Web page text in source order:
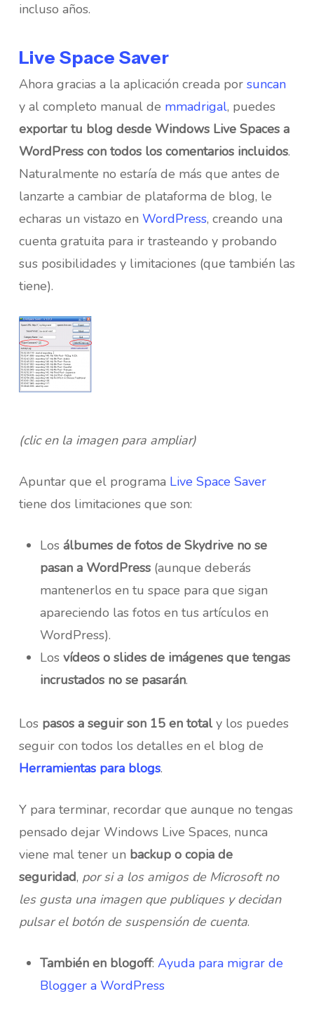
incluso años.
Live Space Saver
Ahora gracias a la aplicación creada por suncan
y al completo manual de mmadrigal, puedes
exportar tu blog desde Windows Live Spaces a
WordPress con todos los comentarios incluidos.
Naturalmente no estaría de más que antes de
lanzarte a cambiar de plataforma de blog, le
echaras un vistazo en WordPress, creando una
cuenta gratuita para ir trasteando y probando
sus posibilidades y limitaciones (que también las
tiene).
(clic en la imagen para ampliar)
Apuntar que el programa Live Space Saver
tiene dos limitaciones que son:
Los álbumes de fotos de Skydrive no se
pasan a WordPress(aunque deberás
mantenerlos en tu space para que sigan
apareciendo las fotos en tus artículos en
WordPress).
Los vídeos o slides de imágenes que tengas
incrustados no se pasarán.
Los pasos a seguir son 15 en totaly los puedes
seguir con todos los detalles en el blog de
Herramientas para blogs.
Y para terminar, recordar que aunque no tengas
pensado dejar Windows Live Spaces, nunca
viene mal tener un backup o copia de
seguridad, por si a los amigos de Microsoft no
les gusta una imagen que publiques y decidan
pulsar el botón de suspensión de cuenta.
También en blogoff: Ayuda para migrar de
Blogger a WordPress